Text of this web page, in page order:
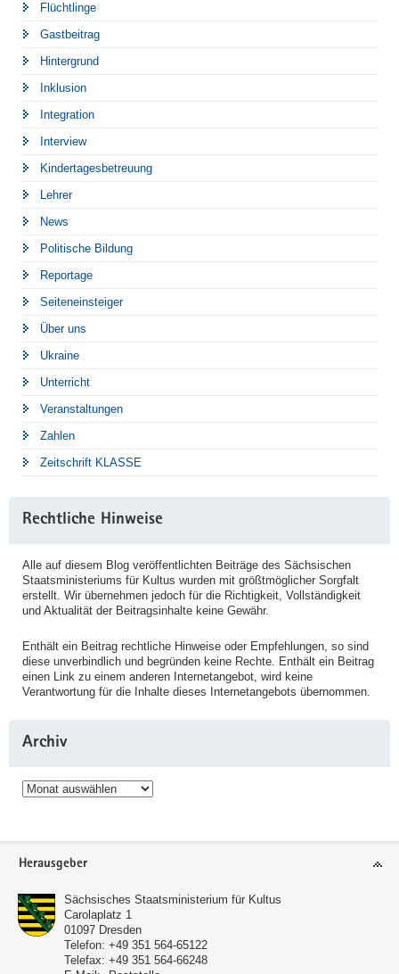
Flüchtlinge
Gastbeitrag
Hintergrund
Inklusion
Integration
Interview
Kindertagesbetreuung
Lehrer
News
Politische Bildung
Reportage
Seiteneinsteiger
Über uns
Ukraine
Unterricht
Veranstaltungen
Zahlen
Zeitschrift KLASSE
Rechtliche Hinweise
Alle auf diesem Blog veröffentlichten Beiträge des Sächsischen
Staatsministeriums für Kultus wurden mit größtmöglicher Sorgfalt
erstellt. Wir übernehmen jedoch für die Richtigkeit, Vollständigkeit
und Aktualität der Beitragsinhalte keine Gewähr.
Enthält ein Beitrag rechtliche Hinweise oder Empfehlungen, so sind
diese unverbindlich und begründen keine Rechte. Enthält ein Beitrag
einen Link zu einem anderen Internetangebot, wird keine
Verantwortung für die Inhalte dieses Internetangebots übernommen.
Archiv
Archiv
Service
Herausgeber
Sächsisches Staatsministerium für Kultus
Carolaplatz 1
01097 Dresden
Telefon: +49 351 564-65122
Telefax: +49 351 564-66248